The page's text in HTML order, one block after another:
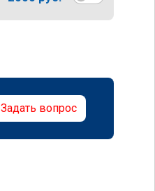
Задать вопрос